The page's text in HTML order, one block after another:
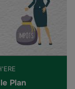
Plan